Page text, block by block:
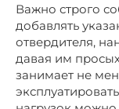
Важно строго
добавлять
отвердителя,
давая им
занимает не